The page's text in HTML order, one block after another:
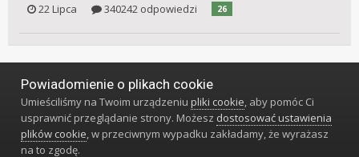
22 Lipca
340242 odpowiedzi 26
Język Styl Polityka prywatności
Klub Miłośników Zegarów i Zegarków
Powered by Invision Community
Powiadomienie o plikach cookie
Umieściliśmy na Twoim urządzeniupliki cookie, aby pomóc Ci
usprawnić przeglądanie strony. Możesz dostosować ustawienia
plików cookie, w przeciwnym wypadku zakładamy, że wyrażasz
na to zgodę.